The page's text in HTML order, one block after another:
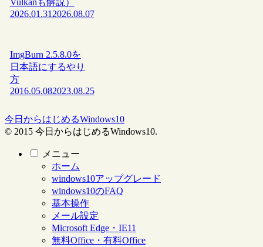
Vulkanも解説）
2026.01.31 2026.08.07
ImgBurn 2.5.8.0を
日本語にするやり
方
2016.05.082023.08.25
今日からはじめるWindows10
© 2015 今日からはじめるWindows10.
メニュー
ホーム
windows10アップグレード
windows10のFAQ
基本操作
メール設定
Microsoft Edge・IE11
無料Office・有料Office